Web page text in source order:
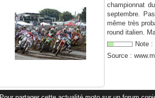
championnat
septembre.
même très
round italien.
Note :
Source :